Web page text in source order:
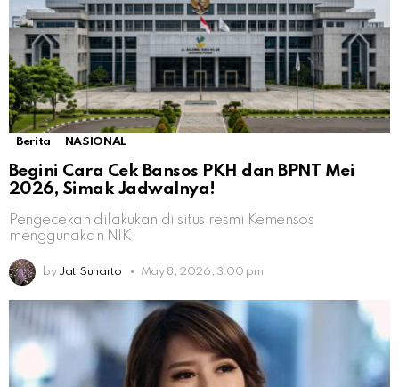
Berita NASIONAL
Begini Cara Cek Bansos PKH dan BPNT Mei
2026, Simak Jadwalnya!
Pengecekan dilakukan di situs resmi Kemensos
menggunakan NIK
by Jati Sunarto May 8, 2026, 3:00 pm